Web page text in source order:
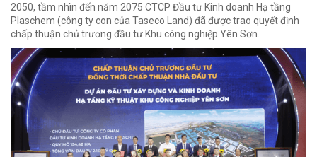
2050, tầm nhìn đến năm 2075 CTCP Đầu tư Kinh doanh Hạ tầng
Plaschem (công ty con của Taseco Land) đã được trao quyết định
chấp thuận chủ trương đầu tư Khu công nghiệp Yên Sơn.